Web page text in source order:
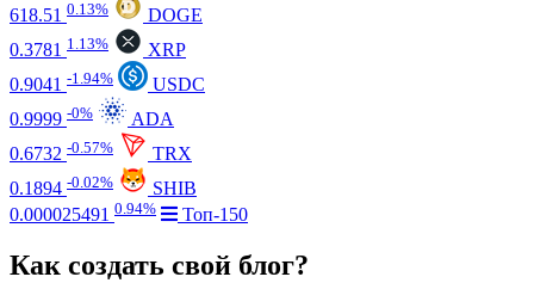
618.51 0.13%
DOGE
0.3781 1.13%
XRP
0.9041 -1.94%
USDC
0.9999 -0%
ADA
0.6732 -0.57%
TRX
0.1894 -0.02%
SHIB
0.000025491 0.94% Топ-150
Как создать свой блог?